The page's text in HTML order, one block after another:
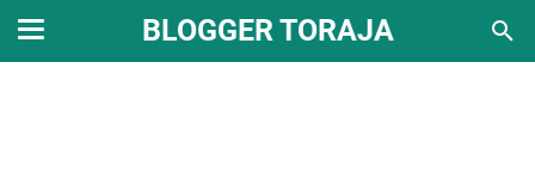
BLOGGER TORAJA